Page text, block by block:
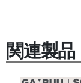
関連製品